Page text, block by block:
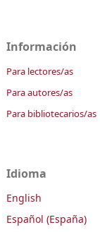
Información
Para lectores/as
Para autores/as
Para bibliotecarios/as
Idioma
English
Español (España)